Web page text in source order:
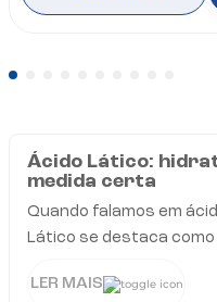
Ácido Lático:
medida certa
Quando falamos em
Lático se destaca
hidroxiácidos (AHAs),
LER MAIS